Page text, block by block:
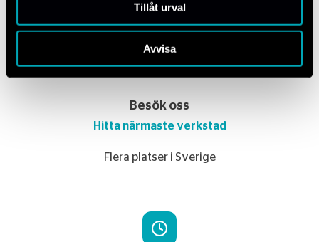
Tillåt urval
Avvisa
Besök oss
Hitta närmaste verkstad
Flera platser i Sverige